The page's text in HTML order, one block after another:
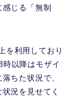
じる「無制
を利用しており
以降はモザイ
ちた状況で、
況を見せてく